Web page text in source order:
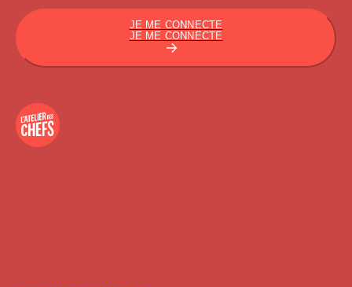
JE ME CONNECTE
JE ME CONNECTE